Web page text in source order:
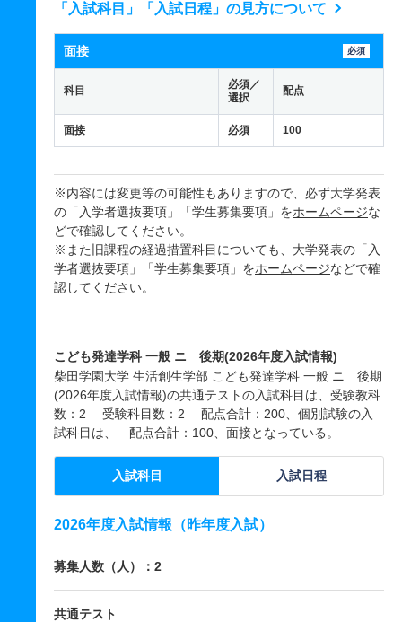
「入試科目」「入試日程」の見方について
面接 必須
科目
必須／
選択
配点
面接 必須 100
※内容には変更等の可能性もありますので、必ず大学発表
の「入学者選抜要項」「学生募集要項」をホームページな
どで確認してください。
※また旧課程の経過措置科目についても、大学発表の「入
学者選抜要項」「学生募集要項」をホームページなどで確
認してください。
こども発達学科 一般 ニ 後期(2026年度入試情報)
柴田学園大学 生活創生学部 こども発達学科 一般 ニ 後期
(2026年度入試情報)の共通テストの入試科目は、受験教科
数：2 受験科目数：2 配点合計：200、個別試験の入
試科目は、 配点合計：100、面接となっている。
入試科目 入試日程
2026年度入試情報（昨年度入試）
募集人数（人）：2
共通テスト